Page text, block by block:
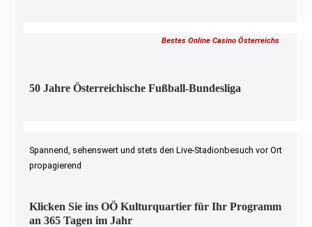
Bestes Online Casino Österreichs
50 Jahre Österreichische Fußball-Bundesliga
Spannend, sehenswert und stets den Live-Stadionbesuch vor Ort
propagierend
Klicken Sie ins OÖ Kulturquartier für Ihr Programm
an 365 Tagen im Jahr